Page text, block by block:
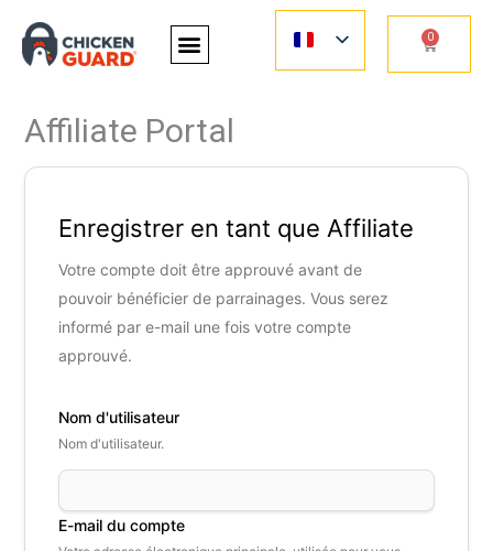
contenu
0
Panier
Affiliate Portal
Enregistrer en tant que Affiliate
Votre compte doit être approuvé avant de
pouvoir bénéficier de parrainages. Vous serez
informé par e-mail une fois votre compte
approuvé.
Nom d'utilisateur
Nom d'utilisateur.
E-mail du compte